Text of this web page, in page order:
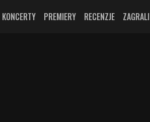
KONCERTY PREMIERY RECENZJE ZAGRALI